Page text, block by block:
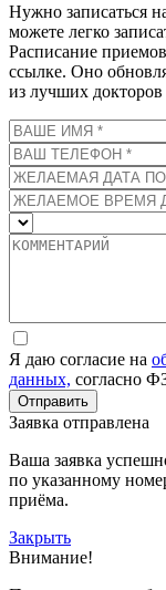
Нужно записаться
можете легко
Расписание
ссылке. Оно
из лучших докторов
Я даю согласие на
данных, согласно
Отправить
Заявка отправлена
Ваша заявка
по указанному
приёма.
Закрыть
Внимание!